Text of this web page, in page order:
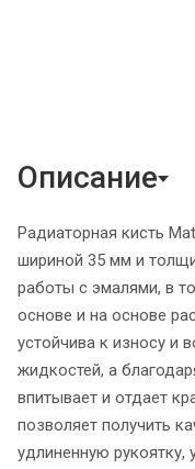
Описание
Радиаторная кисть
шириной 35 мм и
работы с эмалями, в
основе и на основе
устойчива к износу и
жидкостей, а
впитывает и отдает
позволяет получить
удлиненную